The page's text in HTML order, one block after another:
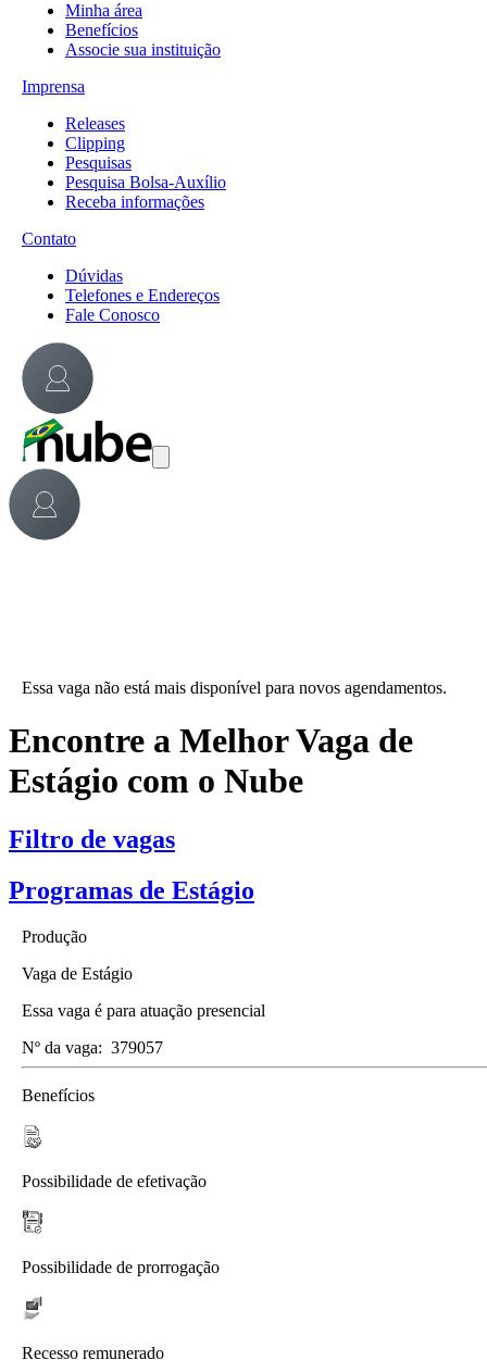
Minha área
Benefícios
Associe sua instituição
Imprensa
Releases
Clipping
Pesquisas
Pesquisa Bolsa-Auxílio
Receba informações
Contato
Dúvidas
Telefones e Endereços
Fale Conosco
Essa vaga não está mais disponível para novos agendamentos.
Encontre a Melhor Vaga de
Estágio com o Nube
Filtro de vagas
Programas de Estágio
Produção
Vaga de Estágio
Essa vaga é para atuação presencial
Nº da vaga: 379057
Benefícios
Possibilidade de efetivação
Possibilidade de prorrogação
Recesso remunerado